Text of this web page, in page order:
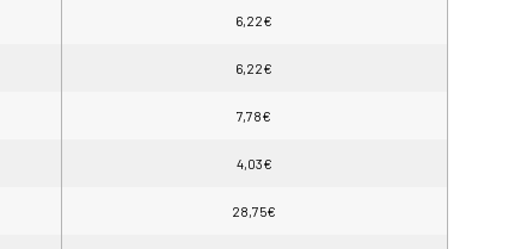
6,22€
6,22€
7,78€
4,03€
28,75€